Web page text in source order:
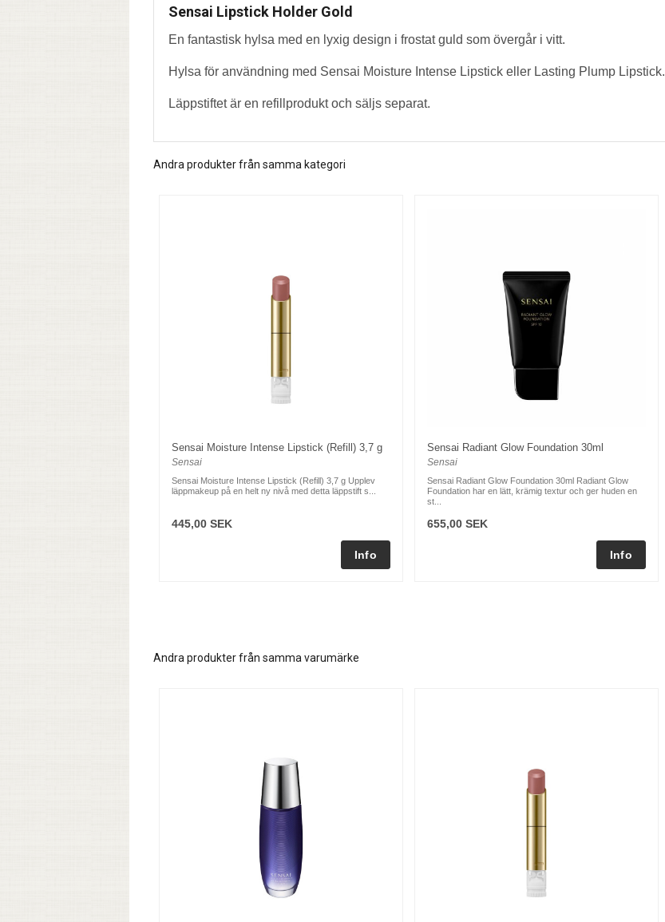
Sensai Lipstick Holder Gold
En fantastisk hylsa med en lyxig design i frostat guld som övergår i vitt.
Hylsa för användning med Sensai Moisture Intense Lipstick eller Lasting Plump Lipstick.
Läppstiftet är en refillprodukt och säljs separat.
Andra produkter från samma kategori
Sensai Moisture Intense Lipstick (Refill) 3,7 g
Sensai
Sensai Moisture Intense Lipstick (Refill) 3,7 g Upplev
läppmakeup på en helt ny nivå med detta läppstift s...
445,00 SEK
Sensai Radiant Glow Foundation 30ml
Sensai
Sensai Radiant Glow Foundation 30ml Radiant Glow
Foundation har en lätt, krämig textur och ger huden en
st...
655,00 SEK
Andra produkter från samma varumärke